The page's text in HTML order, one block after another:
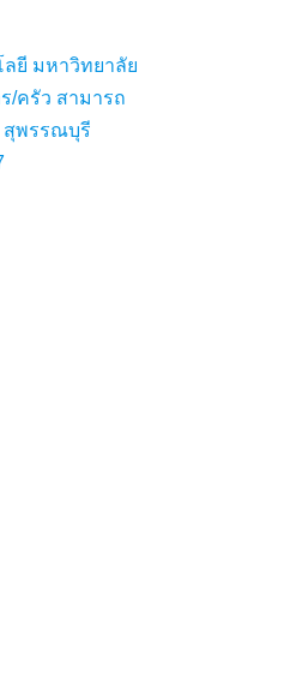
ยี มหาวิทยาลัย
/ครัว สามารถ
สุพรรณบุรี